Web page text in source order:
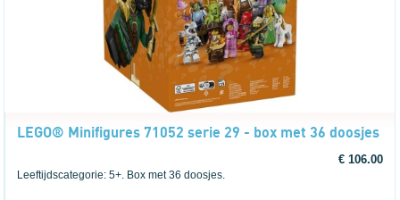
LEGO® Minifigures 71052 serie 29 - box met 36 doosjes
€ 106.00
Leeftijdscategorie: 5+. Box met 36 doosjes.